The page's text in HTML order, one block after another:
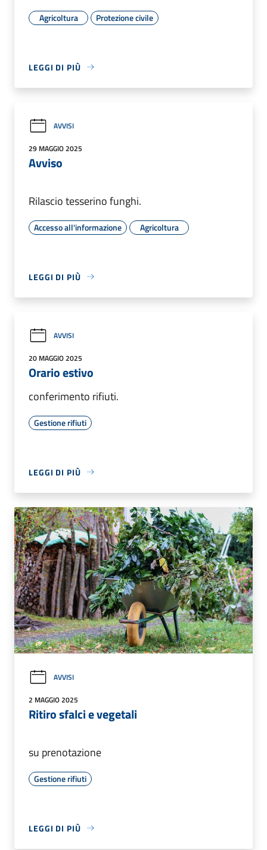
Agricoltura Protezione civile
LEGGI DI PIÙ
AVVISI
29 MAGGIO 2025
Avviso
Rilascio tesserino funghi.
Accesso all'informazione Agricoltura
LEGGI DI PIÙ
AVVISI
20 MAGGIO 2025
Orario estivo
conferimento rifiuti.
Gestione rifiuti
LEGGI DI PIÙ
AVVISI
2 MAGGIO 2025
Ritiro sfalci e vegetali
su prenotazione
Gestione rifiuti
LEGGI DI PIÙ